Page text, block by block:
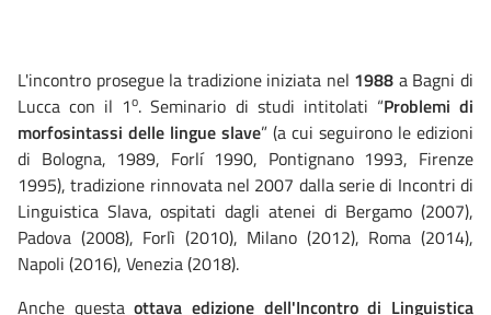
L'incontro prosegue la tradizione iniziata nel 1988 a Bagni di
Lucca con il 1o. Seminario di studi intitolati “Problemi di
morfosintassi delle lingue slave” (a cui seguirono le edizioni
di Bologna, 1989, Forlí 1990, Pontignano 1993, Firenze
1995), tradizione rinnovata nel 2007 dalla serie di Incontri di
Linguistica Slava, ospitati dagli atenei di Bergamo (2007),
Padova (2008), Forlì (2010), Milano (2012), Roma (2014),
Napoli (2016), Venezia (2018).
Anche questaottava edizione dell'Incontro di Linguistica